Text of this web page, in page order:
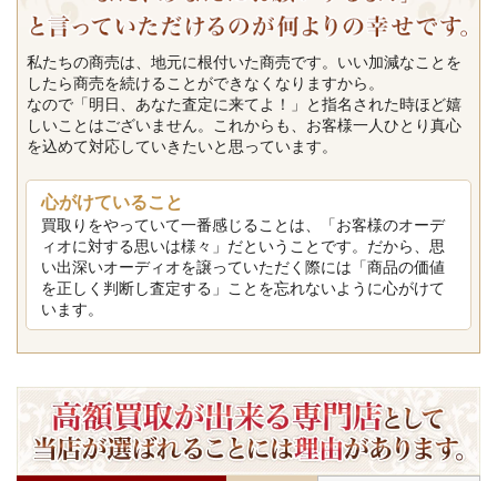
私たちの商売は、地元に根付いた商売です。いい加減なことを
したら商売を続けることができなくなりますから。
なので「明日、あなた査定に来てよ！」と指名された時ほど嬉
しいことはございません。これからも、お客様一人ひとり真心
を込めて対応していきたいと思っています。
心がけていること
買取りをやっていて一番感じることは、「お客様のオーデ
ィオに対する思いは様々」だということです。だから、思
い出深いオーディオを譲っていただく際には「商品の価値
を正しく判断し査定する」ことを忘れないように心がけて
います。